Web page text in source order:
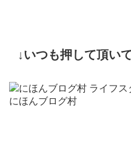
↓いつも押して頂い
にほんブログ村